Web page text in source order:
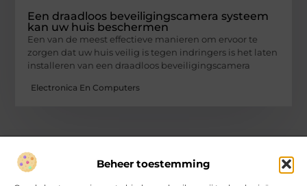
Beheer toestemming
Een draadloos beveiligingscamera systeem
kan uw huis beschermen
Een van de meest effectieve manieren om ervoor te
zorgen dat uw huis veilig is tegen indringers is het laten
installeren van een draadloos beveiligingscamera
Electronica En Computers